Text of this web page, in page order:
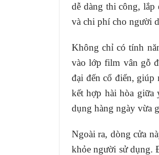
dễ dàng thi công,
và chi phí cho người
Không chỉ có tính
vào lớp film vân gỗ
đại đến cổ điển,
kết hợp hài hòa giữa
dụng hàng ngày vừa
Ngoài ra, dòng cửa
khỏe người sử dụng.